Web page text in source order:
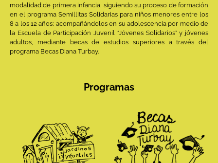
modalidad de primera infancia, siguiendo su proceso de formación
en el programa Semillitas Solidarias para niños menores entre los
8 a los 12 años; acompañándolos en su adolescencia por medio de
la Escuela de Participación Juvenil “Jóvenes Solidarios” y jóvenes
adultos, mediante becas de estudios superiores a través del
programa Becas Diana Turbay.
Programas